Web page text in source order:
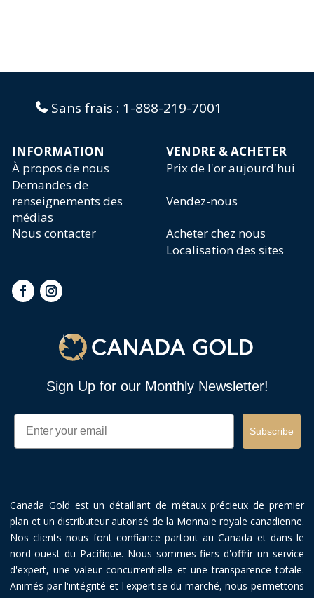
Sans frais : 1-888-219-7001
INFORMATION
VENDRE & ACHETER
À propos de nous
Prix de l'or aujourd'hui
Demandes de
renseignements des
médias
Vendez-nous
Nous contacter
Acheter chez nous
Localisation des sites
Sign Up for our Monthly Newsletter!
Email
Subscribe
Canada Gold est un détaillant de métaux précieux de premier
plan et un distributeur autorisé de la Monnaie royale canadienne.
Nos clients nous font confiance partout au Canada et dans le
nord-ouest du Pacifique. Nous sommes fiers d'offrir un service
d'expert, une valeur concurrentielle et une transparence totale.
Animés par l'intégrité et l'expertise du marché, nous permettons